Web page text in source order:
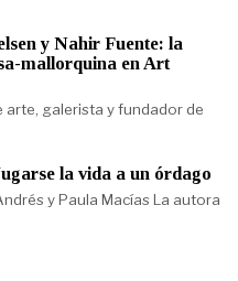
y Nahir Fuente: la
mallorquina en Art
arte, galerista y fundador de
la vida a un órdago
y Paula Macías La autora